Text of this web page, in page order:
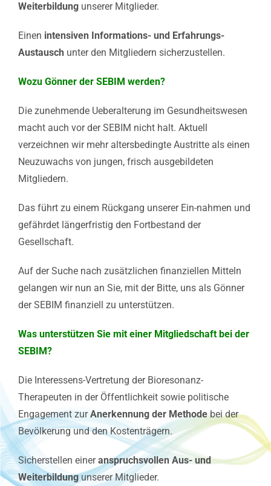
Weiterbildung unserer Mitglieder.
Einen intensiven Informations- und Erfahrungs-
Austausch unter den Mitgliedern sicherzustellen.
Wozu Gönner der SEBIM werden?
Die zunehmende Ueberalterung im Gesundheitswesen
macht auch vor der SEBIM nicht halt. Aktuell
verzeichnen wir mehr altersbedingte Austritte als einen
Neuzuwachs von jungen, frisch ausgebildeten
Mitgliedern.
Das führt zu einem Rückgang unserer Ein-nahmen und
gefährdet längerfristig den Fortbestand der
Gesellschaft.
Auf der Suche nach zusätzlichen finanziellen Mitteln
gelangen wir nun an Sie, mit der Bitte, uns als Gönner
der SEBIM finanziell zu unterstützen.
Was unterstützen Sie mit einer Mitgliedschaft bei der
SEBIM?
Die Interessens-Vertretung der Bioresonanz-
Therapeuten in der Öffentlichkeit sowie politische
Engagement zurAnerkennung der Methodebei der
Bevölkerung und den Kostenträgern.
Sicherstellen eineranspruchsvollen Aus- und
Weiterbildungunserer Mitglieder.